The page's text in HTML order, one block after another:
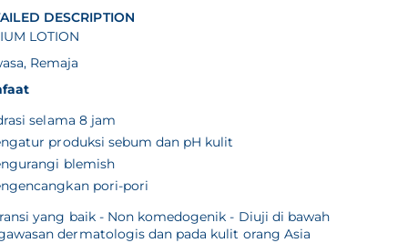
DESCRIPTION
LOTION
Remaja
selama 8 jam
produksi sebum dan pH kulit
blemish
pori-pori
yang baik - Non komedogenik - Diuji di bawah
dermatologis dan pada kulit orang Asia